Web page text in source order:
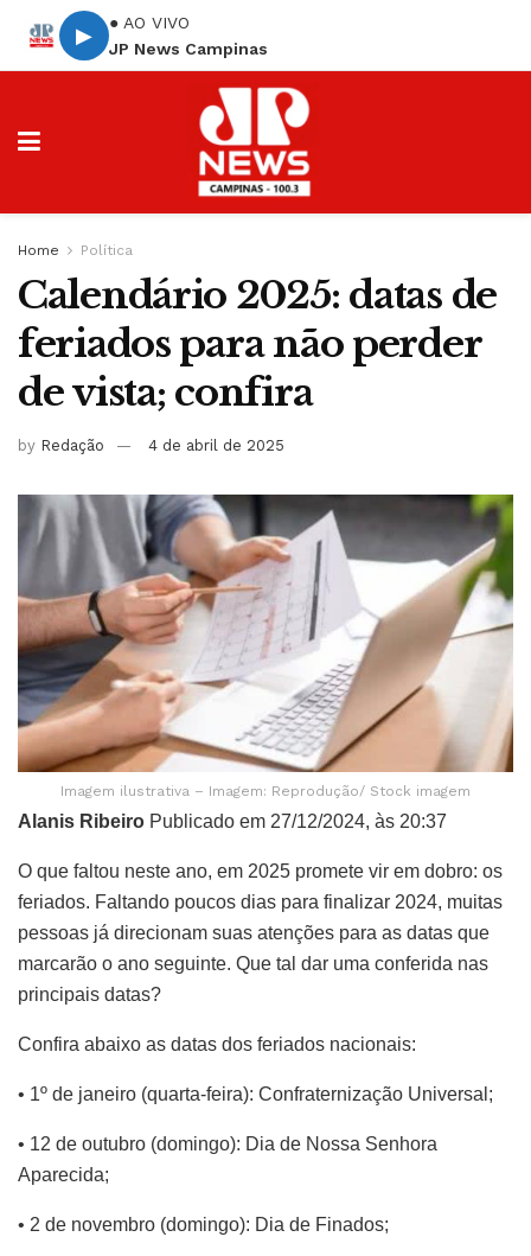
▶
● AO VIVO
JP News Campinas
Home Política
Calendário 2025: datas de
feriados para não perder
de vista; confira
by Redação 4 de abril de 2025
Imagem ilustrativa – Imagem: Reprodução/ Stock imagem
Alanis Ribeiro Publicado em 27/12/2024, às 20:37
O que faltou neste ano, em 2025 promete vir em dobro: os
feriados. Faltando poucos dias para finalizar 2024, muitas
pessoas já direcionam suas atenções para as datas que
marcarão o ano seguinte. Que tal dar uma conferida nas
principais datas?
Confira abaixo as datas dos feriados nacionais:
• 1º de janeiro (quarta-feira): Confraternização Universal;
• 12 de outubro (domingo): Dia de Nossa Senhora
Aparecida;
• 2 de novembro (domingo): Dia de Finados;